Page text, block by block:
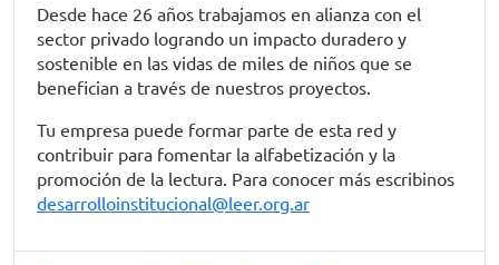
Desde hace 26 años trabajamos en alianza con el
sector privado logrando un impacto duradero y
sostenible en las vidas de miles de niños que se
benefician a través de nuestros proyectos.
Tu empresa puede formar parte de esta red y
contribuir para fomentar la alfabetización y la
promoción de la lectura. Para conocer más escribinos
desarrolloinstitucional@leer.org.ar